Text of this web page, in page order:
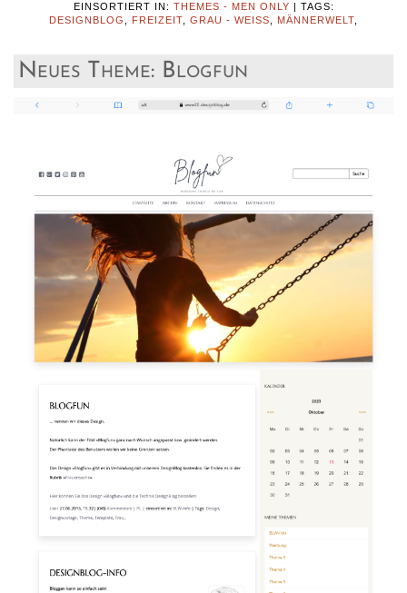
EINSORTIERT IN: THEMES - MEN ONLY
TAGS:
DESIGNBLOG
FREIZEIT GRAU - WEISS MÄNNERWELT
Neues Theme: Blogfun